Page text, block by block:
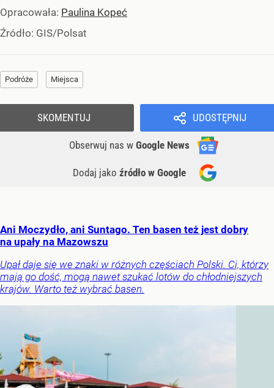
Opracowała: Paulina Kopeć
Źródło: GIS/Polsat
Podróże Miejsca
UDOSTĘPNIJ
Obserwuj nas w Google News
Dodaj jako źródło w Google
SKOMENTUJ
Ani Moczydło, ani Suntago. Ten basen też jest dobry
na upały na Mazowszu
Upał daje się we znaki w różnych częściach Polski. Ci, którzy
mają go dość, mogą nawet szukać lotów do chłodniejszych
krajów. Warto też wybrać basen.